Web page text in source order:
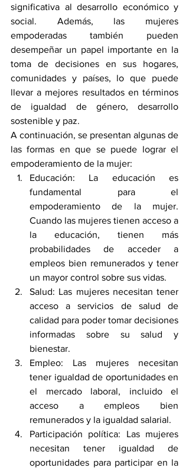
significativa al desarrollo económico y
social. Además, las mujeres
empoderadas también pueden
desempeñar un papel importante en la
toma de decisiones en sus hogares,
comunidades y países, lo que puede
llevar a mejores resultados en términos
de igualdad de género, desarrollo
sostenible y paz.
A continuación, se presentan algunas de
las formas en que se puede lograr el
empoderamiento de la mujer:
Educación: La educación es
fundamental para el
empoderamiento de la mujer.
Cuando las mujeres tienen acceso a
la educación, tienen más
probabilidades de acceder a
empleos bien remunerados y tener
un mayor control sobre sus vidas.
Salud: Las mujeres necesitan tener
acceso a servicios de salud de
calidad para poder tomar decisiones
informadas sobre su salud y
bienestar.
Empleo: Las mujeres necesitan
tener igualdad de oportunidades en
el mercado laboral, incluido el
acceso a empleos bien
remunerados y la igualdad salarial.
Participación política: Las mujeres
necesitan tener igualdad de
oportunidades para participar en la